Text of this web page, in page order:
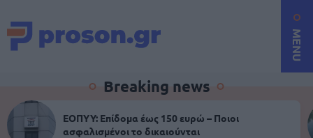
MENU
Breaking news
ΕΟΠΥΥ: Επίδομα έως 150 ευρώ – Ποιοι
ασφαλισμένοι το δικαιούνται